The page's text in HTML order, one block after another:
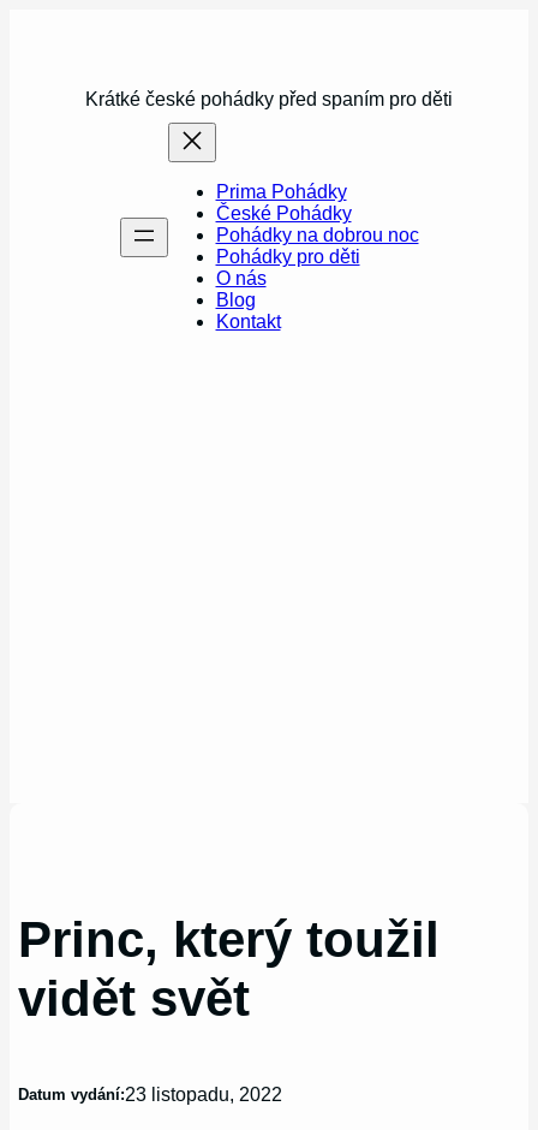
Krátké české pohádky před spaním pro děti
Prima Pohádky
České Pohádky
Pohádky na dobrou noc
Pohádky pro děti
O nás
Blog
Kontakt
Princ, který toužil
vidět svět
Datum vydání:23 listopadu, 2022